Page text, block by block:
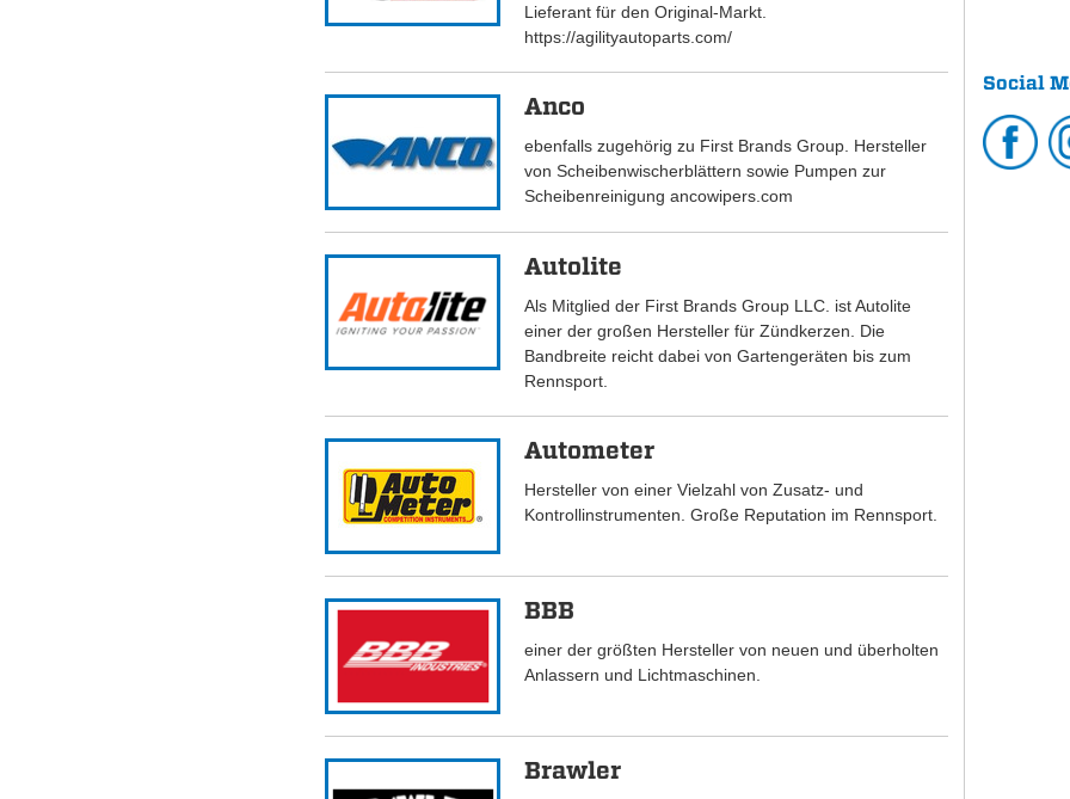
Lieferant für den Original-Markt.
https://agilityautoparts.com/
Anco
ebenfalls zugehörig zu First Brands Group. Hersteller
von Scheibenwischerblättern sowie Pumpen zur
Scheibenreinigung ancowipers.com
Autolite
Als Mitglied der First Brands Group LLC. ist Autolite
einer der großen Hersteller für Zündkerzen. Die
Bandbreite reicht dabei von Gartengeräten bis zum
Rennsport.
Autometer
Hersteller von einer Vielzahl von Zusatz- und
Kontrollinstrumenten. Große Reputation im Rennsport.
BBB
einer der größten Hersteller von neuen und überholten
Anlassern und Lichtmaschinen.
Brawler
Social